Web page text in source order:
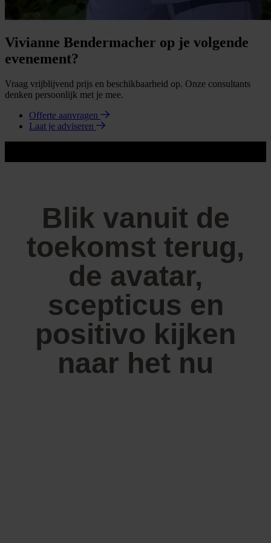
Vivianne Bendermacher op je volgende
evenement?
Vraag vrijblijvend prijs en beschikbaarheid op. Onze consultants
denken persoonlijk met je mee.
Offerte aanvragen
Laat je adviseren